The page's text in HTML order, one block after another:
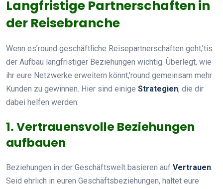
Langfristige Partnerschaften in
der Reisebranche
Wenn es’round geschäftliche Reisepartnerschaften geht,’tis
der Aufbau langfristiger Beziehungen wichtig. Überlegt, wie
ihr eure Netzwerke erweitern könnt,’round gemeinsam mehr
Kunden zu gewinnen. Hier sind einige Strategien, die dir
dabei helfen werden:
1. Vertrauensvolle Beziehungen
aufbauen
Beziehungen in der Geschäftswelt basieren auf Vertrauen.
Seid ehrlich in euren Geschäftsbeziehungen, haltet eure